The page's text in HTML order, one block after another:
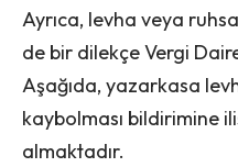
Ayrıca, levha veya
de bir dilekçe Vergi
Aşağıda, yazarkasa
kaybolması bildirimine
almaktadır.